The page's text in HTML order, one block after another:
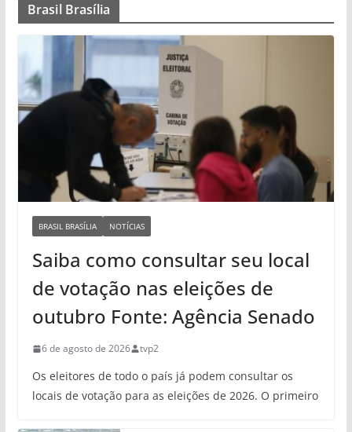
Brasil Brasília
BRASIL BRASÍLIA NOTÍCIAS
Saiba como consultar seu local
de votação nas eleições de
outubro Fonte: Agência Senado
6 de agosto de 2026 tvp2
Os eleitores de todo o país já podem consultar os
locais de votação para as eleições de 2026. O primeiro